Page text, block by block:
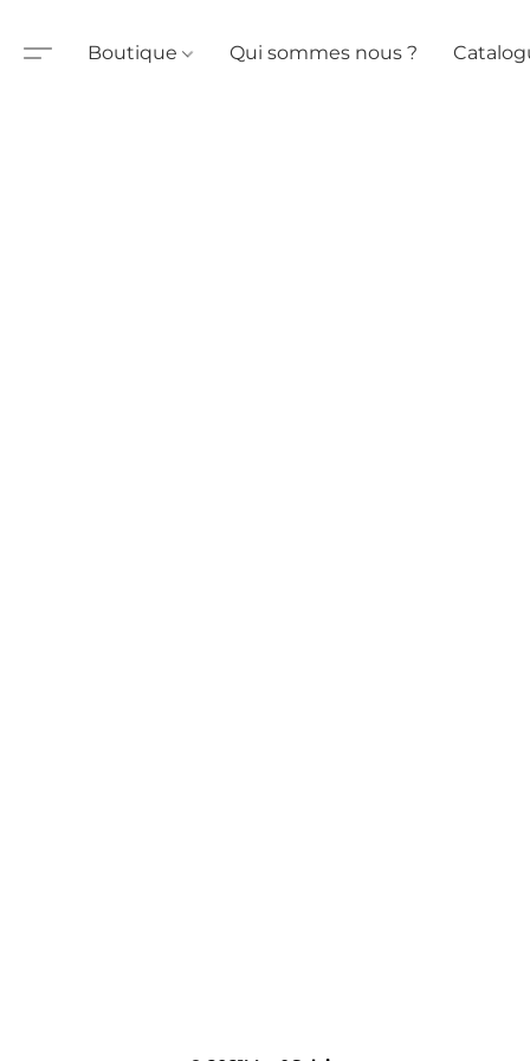
Boutique Qui sommes nous ?